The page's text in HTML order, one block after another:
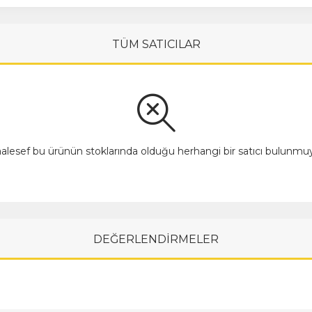
TÜM SATICILAR
bu ürünün stoklarında olduğu herhangi bir satıcı
DEĞERLENDİRMELER